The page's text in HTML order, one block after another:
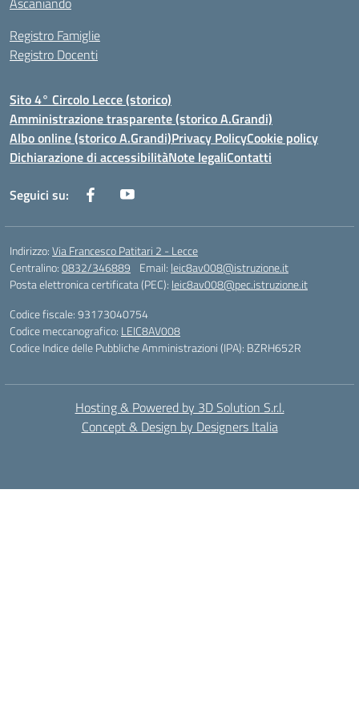
Registro Famiglie
Registro Docenti
Sito 4° Circolo Lecce (storico)
Amministrazione trasparente (storico A.Grandi)
Albo online (storico A.Grandi)Privacy PolicyCookie policy
Dichiarazione di accessibilitàNote legaliContatti
Seguici su:
Indirizzo:Via Francesco Patitari 2 - Lecce
Centralino:0832/346889 Email: leic8av008@istruzione.it
Posta elettronica certificata (PEC): leic8av008@pec.istruzione.it
Codice fiscale: 93173040754
Codice meccanografico: LEIC8AV008
Codice Indice delle Pubbliche Amministrazioni (IPA): BZRH652R
Hosting & Powered by 3D Solution S.r.l.
Concept & Design by Designers Italia